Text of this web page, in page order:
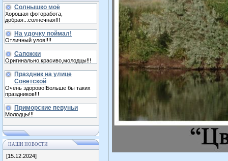
Солнышко моё
Хорошая фоторабота,
добрая...солнечная!!!
На удочку поймал!
Отличный улов!!!!
Сапожки
Оригинально,красиво,молодцы!!!
Праздник на улице
Советской
Очень здорово!Больше бы таких
праздников!!!
Приморские певуньи
Молодцы!!!
НАШИ НОВОСТИ
[15.12.2024]